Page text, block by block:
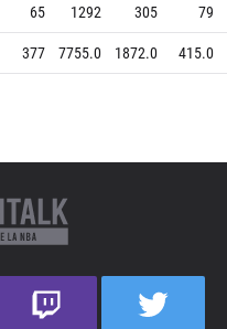
65 1292 305
79
377 7755.0 1872.0 415.0